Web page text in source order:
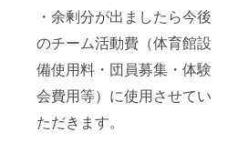
・余剰分が出ましたら今後
のチーム活動費（体育館設
備使用料・団員募集・体験
会費用等）に使用させてい
ただきます。